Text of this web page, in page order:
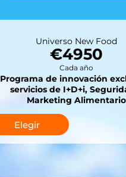
Universo New Food
€4950
Cada año
Programa de innovación
servicios de I+D+i,
Marketing Alimentario
Elegir